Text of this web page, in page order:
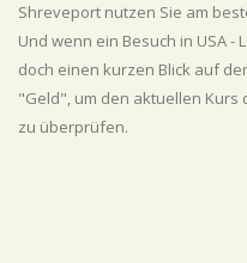
Shreveport nutzen Sie am
Und wenn ein Besuch in USA
doch einen kurzen Blick auf
"Geld", um den aktuellen Kurs
zu überprüfen.